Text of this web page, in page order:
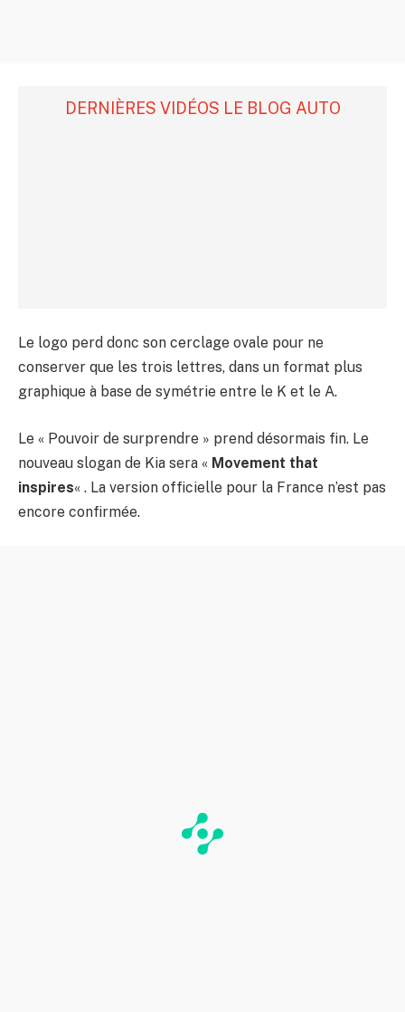
DERNIÈRES VIDÉOS LE BLOG AUTO
Le logo perd donc son cerclage ovale pour ne
conserver que les trois lettres, dans un format plus
graphique à base de symétrie entre le K et le A.
Le « Pouvoir de surprendre » prend désormais fin. Le
nouveau slogan de Kia sera « Movement that
inspires« . La version officielle pour la France n’est pas
encore confirmée.